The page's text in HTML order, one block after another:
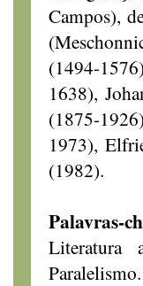
Campos),
(1494-
1638),
(1875-
1973),
(1982).
Palavras-
Literatura